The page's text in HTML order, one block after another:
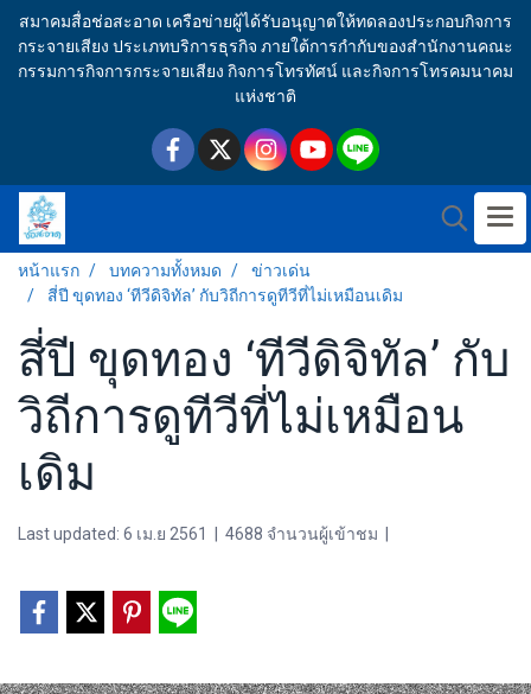
สมาคมสื่อช่อสะอาด เครือข่ายผู้ได้รับอนุญาตให้ทดลองประกอบกิจการ
กระจายเสียง ประเภทบริการธุรกิจ ภายใต้การกำกับของสำนักงานคณะ
กรรมการกิจการกระจายเสียง กิจการโทรทัศน์ และกิจการโทรคมนาคม
แห่งชาติ
หน้าแรก บทความทั้งหมด
ข่าวเด่น
สี่ปี ขุดทอง ‘ทีวีดิจิทัล’ กับวิถีการดูทีวีที่ไม่เหมือนเดิม
สี่ปี ขุดทอง ‘ทีวีดิจิทัล’ กับ
วิถีการดูทีวีที่ไม่เหมือน
เดิม
Last updated: 6 เม.ย 2561 4688 จำนวนผู้เข้าชม